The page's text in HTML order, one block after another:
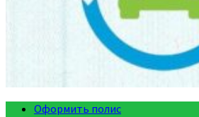
Оформить полис